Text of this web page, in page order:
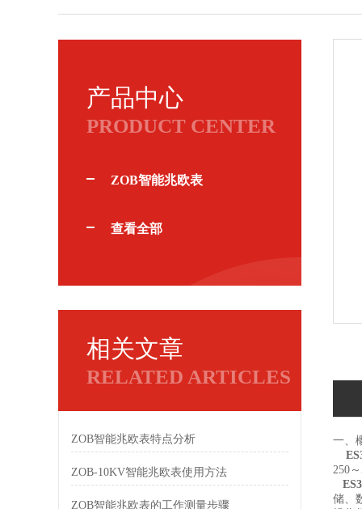
产品中心
PRODUCT CENTER
ZOB智能兆欧表
查看全部
相关文章
RELATED ARTICLES
ZOB智能兆欧表特点分析
ZOB-10KV智能兆欧表使用方法
ZOB智能兆欧表的工作测量步骤
一、
250
储、